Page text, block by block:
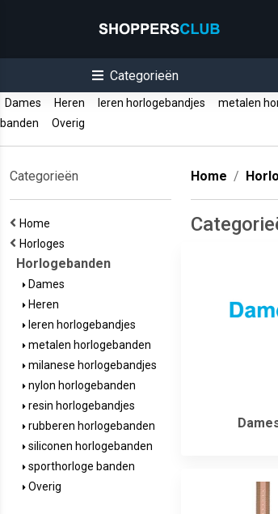
Categorieën
Dames Heren leren horlogebandjes metalen
banden
Overig
Categorieën
Home
Horloges
Horlogebanden
Dames
Heren
leren horlogebandjes
metalen horlogebanden
milanese horlogebandjes
nylon horlogebanden
resin horlogebandjes
rubberen horlogebanden
siliconen horlogebanden
sporthorloge banden
Overig
Home